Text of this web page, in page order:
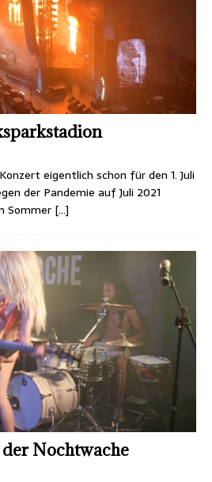
eigentlich schon für den 1. Juli
der Pandemie auf Juli 2021
Sommer […]
Nochtwache